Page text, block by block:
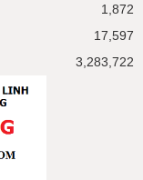
1,872
17,597
3,283,722